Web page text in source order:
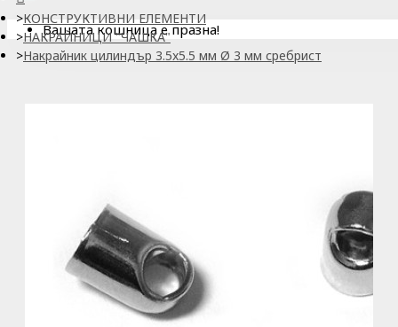
Вашата кошница е празна!
КОНСТРУКТИВНИ ЕЛЕМЕНТИ
НАКРАЙНИЦИ "ЧАШКА"
Накрайник цилиндър 3.5x5.5 мм Ø 3 мм сребрист